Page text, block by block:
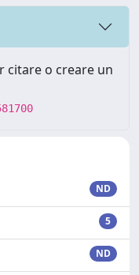
citare o creare un
ND
5
ND